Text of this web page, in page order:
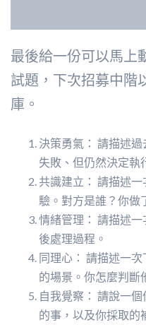
最後給一份可以馬上
試題，下次招募中階
庫。
決策勇氣： 請描述
失敗、但仍然決定執
共識建立： 請描述
驗。對方是誰？你做
情緒管理： 請描述
後處理過程。
同理心： 請描述一次
的場景。你怎麼判斷
自我覺察： 請說一
的事，以及你採取的